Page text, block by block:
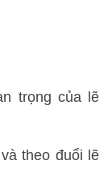
trọng của lẽ
theo đuổi lẽ